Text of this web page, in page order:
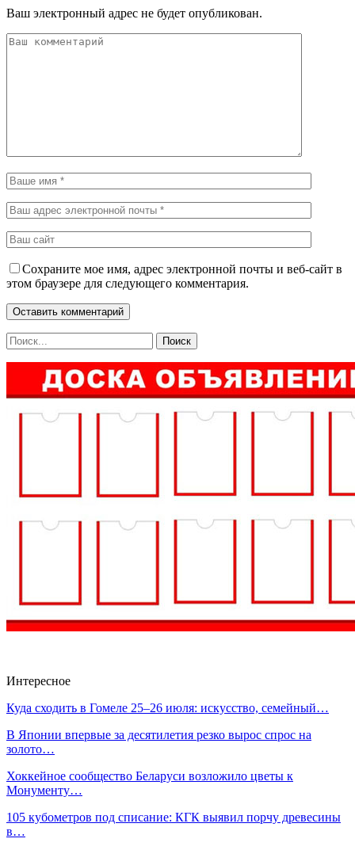
Ваш электронный адрес не будет опубликован.
Сохраните мое имя, адрес электронной почты и веб-сайт в
этом браузере для следующего комментария.
Интересное
Куда сходить в Гомеле 25–26 июля: искусство, семейный…
В Японии впервые за десятилетия резко вырос спрос на
золото…
Хоккейное сообщество Беларуси возложило цветы к
Монументу…
105 кубометров под списание: КГК выявил порчу древесины
в…